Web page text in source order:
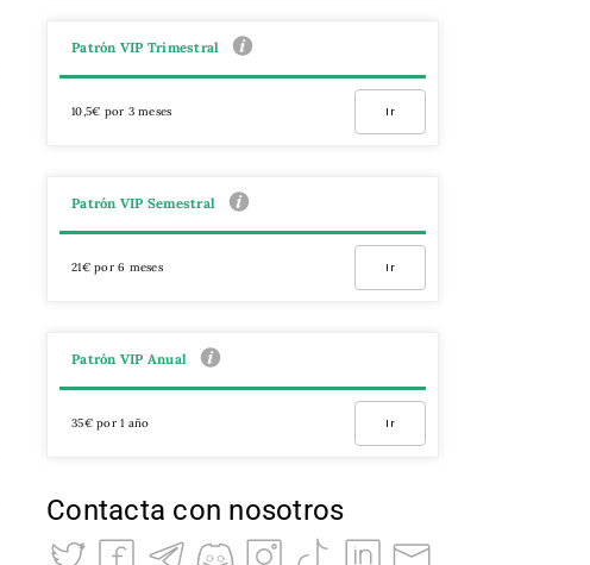
Patrón VIP Trimestral
10,5€ por 3 meses Ir
Patrón VIP Semestral
21€ por 6 meses Ir
Patrón VIP Anual
35€ por 1 año Ir
Contacta con nosotros